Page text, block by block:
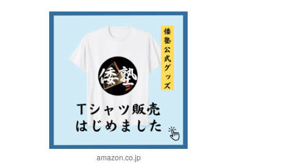
amazon.co.jp